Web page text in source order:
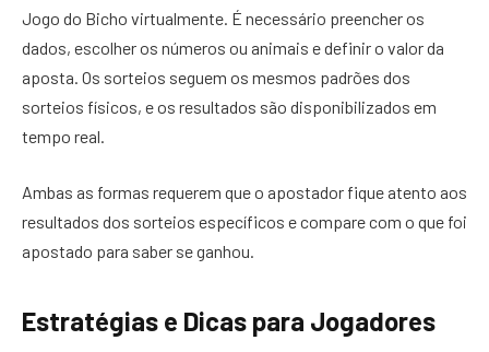
Jogo do Bicho virtualmente. É necessário preencher os
dados, escolher os números ou animais e definir o valor da
aposta. Os sorteios seguem os mesmos padrões dos
sorteios físicos, e os resultados são disponibilizados em
tempo real.
Ambas as formas requerem que o apostador fique atento aos
resultados dos sorteios específicos e compare com o que foi
apostado para saber se ganhou.
Estratégias e Dicas para Jogadores